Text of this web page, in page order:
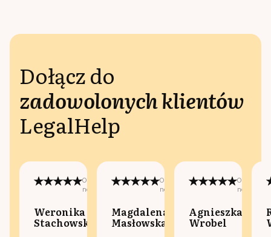
Dołącz do
zadowolonych klientów
LegalHelp
Opublikowano
na:
Weronika
Stachowska
Opublikowano
na:
Magdalena
Masłowska
na:
Agnieszka
Wrobel